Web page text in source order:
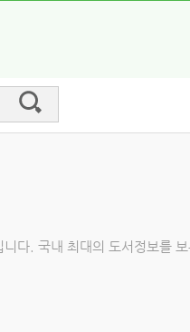
다. 국내 최대의 도서정보를